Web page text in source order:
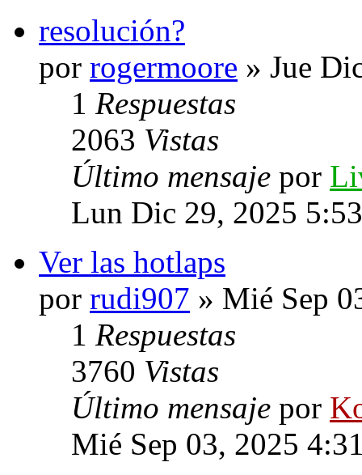
resolución?
por rogermoore » Jue
1 Respuestas
2063 Vistas
Último mensaje por
Lun Dic 29, 2025
Ver las hotlaps
por rudi907 » Mié Sep
1 Respuestas
3760 Vistas
Último mensaje por
Mié Sep 03, 2025